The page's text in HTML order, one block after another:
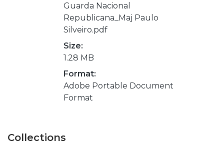
Guarda Nacional
Republicana_Maj Paulo
Silveiro.pdf
Size:
1.28 MB
Format:
Adobe Portable Document
Format
Collections